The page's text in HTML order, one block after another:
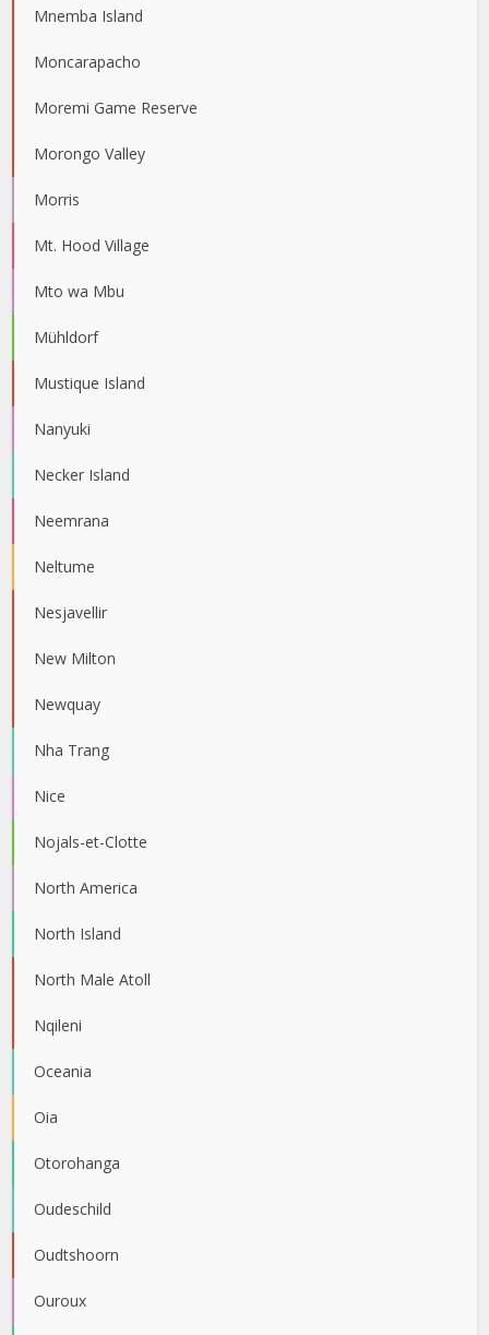
Mnemba Island
Moncarapacho
Moremi Game Reserve
Morongo Valley
Morris
Mt. Hood Village
Mto wa Mbu
Mühldorf
Mustique Island
Nanyuki
Necker Island
Neemrana
Neltume
Nesjavellir
New Milton
Newquay
Nha Trang
Nice
Nojals-et-Clotte
North America
North Island
North Male Atoll
Nqileni
Oceania
Oia
Otorohanga
Oudeschild
Oudtshoorn
Ouroux